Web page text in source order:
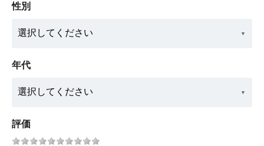
性別
年代
評価